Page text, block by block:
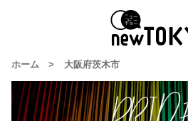
ホーム > 大阪府茨木市